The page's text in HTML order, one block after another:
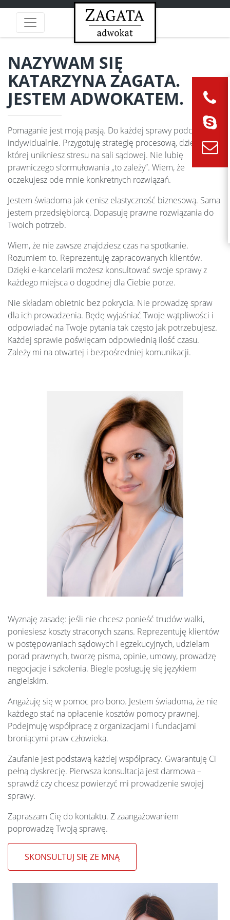
NAZYWAM SIĘ
KATARZYNA ZAGATA.
JESTEM ADWOKATEM.
Pomaganie jest moją pasją. Do każdej sprawy podchodzę
indywidualnie. Przygotuję strategię procesową, dzięki
której unikniesz stresu na sali sądowej. Nie lubię
prawniczego sformułowania „to zależy”. Wiem, że
oczekujesz ode mnie konkretnych rozwiązań.
Jestem świadoma jak cenisz elastyczność biznesową. Sama
jestem przedsiębiorcą. Dopasuję prawne rozwiązania do
Twoich potrzeb.
Wiem, że nie zawsze znajdziesz czas na spotkanie.
Rozumiem to. Reprezentuję zapracowanych klientów.
Dzięki e-kancelarii możesz konsultować swoje sprawy z
każdego miejsca o dogodnej dla Ciebie porze.
Nie składam obietnic bez pokrycia. Nie prowadzę spraw
dla ich prowadzenia. Będę wyjaśniać Twoje wątpliwości i
odpowiadać na Twoje pytania tak często jak potrzebujesz.
Każdej sprawie poświęcam odpowiednią ilość czasu.
Zależy mi na otwartej i bezpośredniej komunikacji.
Wyznaję zasadę: jeśli nie chcesz ponieść trudów walki,
poniesiesz koszty straconych szans. Reprezentuję klientów
w postępowaniach sądowych i egzekucyjnych, udzielam
porad prawnych, tworzę pisma, opinie, umowy, prowadzę
negocjacje i szkolenia. Biegle posługuję się językiem
angielskim.
Angażuję się w pomoc pro bono. Jestem świadoma, że nie
każdego stać na opłacenie kosztów pomocy prawnej.
Podejmuję współpracę z organizacjami i fundacjami
broniącymi praw człowieka.
Zaufanie jest podstawą każdej współpracy. Gwarantuję Ci
pełną dyskrecję. Pierwsza konsultacja jest darmowa –
sprawdź czy chcesz powierzyć mi prowadzenie swojej
sprawy.
Zapraszam Cię do kontaktu. Z zaangażowaniem
poprowadzę Twoją sprawę.
SKONSULTUJ SIĘ ZE MNĄ